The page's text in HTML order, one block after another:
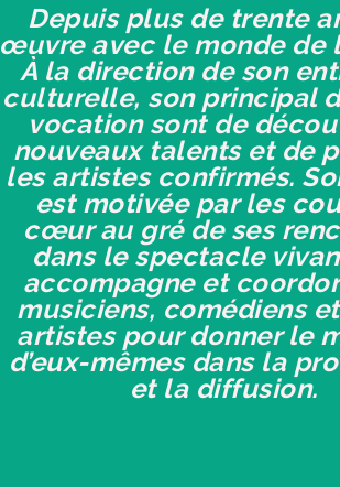
Depuis plus de trente
œuvre avec le monde de
À la direction de son
culturelle, son principal
vocation sont de
nouveaux talents et de
les artistes confirmés.
est motivée par les
cœur au gré de ses
dans le spectacle
accompagne et
musiciens, comédiens
artistes pour donner le
d’eux-mêmes dans la
et la diffusion.